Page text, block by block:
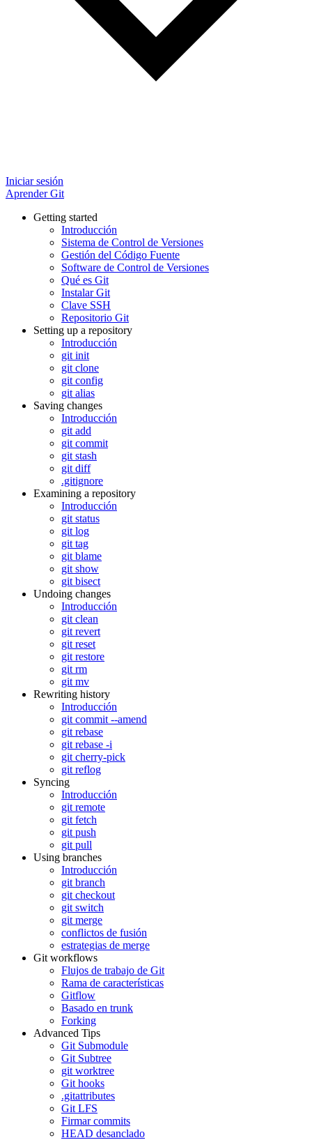
Iniciar sesión
Aprender Git
Getting started
Introducción
Sistema de Control de Versiones
Gestión del Código Fuente
Software de Control de Versiones
Qué es Git
Instalar Git
Clave SSH
Repositorio Git
Setting up a repository
Introducción
git init
git clone
git config
git alias
Saving changes
Introducción
git add
git commit
git stash
git diff
.gitignore
Examining a repository
Introducción
git status
git log
git tag
git blame
git show
git bisect
Undoing changes
Introducción
git clean
git revert
git reset
git restore
git rm
git mv
Rewriting history
Introducción
git commit --amend
git rebase
git rebase -i
git cherry-pick
git reflog
Syncing
Introducción
git remote
git fetch
git push
git pull
Using branches
Introducción
git branch
git checkout
git switch
git merge
conflictos de fusión
estrategias de merge
Git workflows
Flujos de trabajo de Git
Rama de características
Gitflow
Basado en trunk
Forking
Advanced Tips
Git Submodule
Git Subtree
git worktree
Git hooks
.gitattributes
Git LFS
Firmar commits
HEAD desanclado